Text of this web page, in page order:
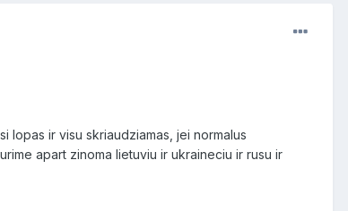
lopas ir visu skriaudziamas, jei normalus
apart zinoma lietuviu ir ukraineciu ir rusu ir